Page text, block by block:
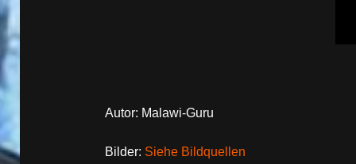
Autor: Malawi-Guru
Bilder: Siehe Bildquellen